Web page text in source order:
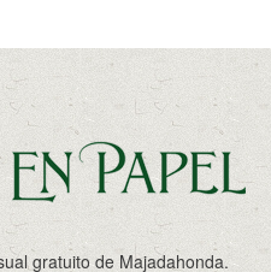
gratuito de Majadahonda.